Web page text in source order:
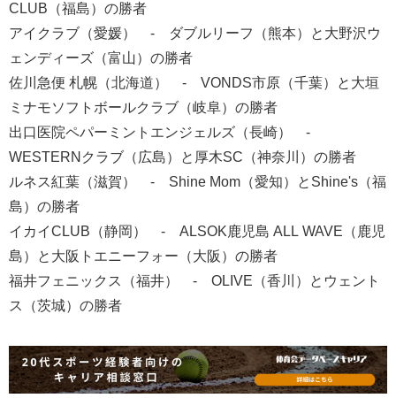
CLUB（福島）の勝者
アイクラブ（愛媛） - ダブルリーフ（熊本）と大野沢ウ
ェンディーズ（富山）の勝者
佐川急便 札幌（北海道） - VONDS市原（千葉）と大垣
ミナモソフトボールクラブ（岐阜）の勝者
出口医院ペパーミントエンジェルズ（長崎） -
WESTERNクラブ（広島）と厚木SC（神奈川）の勝者
ルネス紅葉（滋賀） - Shine Mom（愛知）とShine's（福
島）の勝者
イカイCLUB（静岡） - ALSOK鹿児島 ALL WAVE（鹿児
島）と大阪トエニーフォー（大阪）の勝者
福井フェニックス（福井） - OLIVE（香川）とウェント
ス（茨城）の勝者